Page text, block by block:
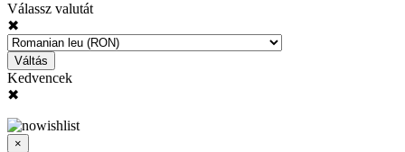
Válassz valutát
✖
Váltás
Kedvencek
✖
×